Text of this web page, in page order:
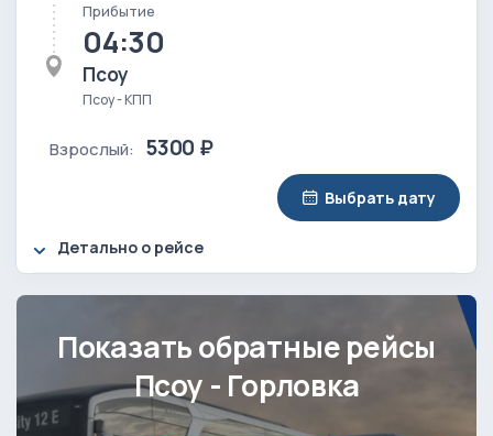
Прибытие
04:30
Псоу
Псоу - КПП
Взрослый: 5300 ₽
Выбрать дату
Детально о рейсе
Показать обратные рейсы
Псоу - Горловка